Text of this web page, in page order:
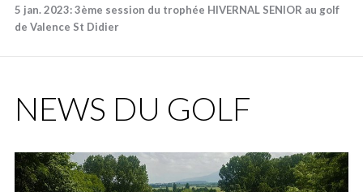
5 jan. 2023: 3ème session du trophée HIVERNAL SENIOR au golf
de Valence St Didier
NEWS DU GOLF